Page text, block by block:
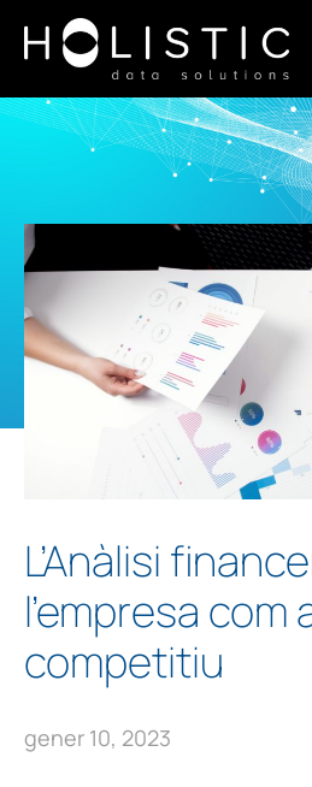
L’Anàlisi
l’empresa
competitiu
gener 10, 2023